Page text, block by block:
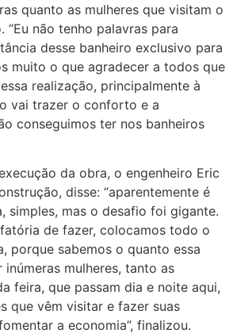
quanto as mulheres que visitam o
“Eu não tenho palavras para
desse banheiro exclusivo para
muito o que agradecer a todos que
realização, principalmente à
vai trazer o conforto e a
conseguimos ter nos banheiros
da obra, o engenheiro Eric
disse: “aparentemente é
simples, mas o desafio foi gigante.
de fazer, colocamos todo o
porque sabemos o quanto essa
mulheres, tanto as
feira, que passam dia e noite aqui,
que vêm visitar e fazer suas
a economia”, finalizou.